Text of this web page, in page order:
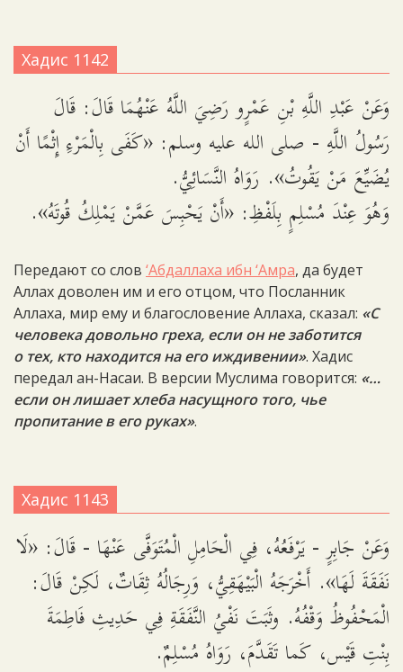
Хадис 1142
وَعَنْ عَبْدِ اللَّهِ بْنِ عَمْرٍو رَضِيَ اللَّهُ عَنْهُمَا قَالَ: قَالَ
رَسُولُ اللَّهِ - صلى الله عليه وسلم: «كَفَى بِالْمَرْءِ إِثْمًا أَنْ
يُضَيِّعَ مَنْ يَقُوتُ». رَوَاهُ النَّسَائِيُّ.
وَهُوَ عِنْدَ مُسْلِمٍ بِلَفْظِ: «أَنْ يَحْبِسَ عَمَّنْ يَمْلِكُ قُوتَهُ».
Передают со слов ‘Абдаллаха ибн ‘Амра, да будет
Аллах доволен им и его отцом, что Посланник
Аллаха, мир ему и благословение Аллаха, сказал: «С
человека довольно греха, если он не заботится
о тех, кто находится на его иждивении». Хадис
передал ан-Насаи. В версии Муслима говорится: «…
если он лишает хлеба насущного того, чье
пропитание в его руках».
Хадис 1143
وَعَنْ جَابِرٍ - يَرْفَعُهُ، فِي الْحَامِلِ الْمُتَوَفَّى عَنْهَا - قَالَ: «لَا
نَفَقَةَ لَهَا». أَخْرَجَهُ الْبَيْهَقِيُّ، وَرِجَالُهُ ثِقَاتٌ، لَكِنْ قَالَ:
الْمَحْفُوظُ وَقْفُهُ. وثَبَتَ نَفْيُ النَّفَقَةِ فِي حَدِيثِ فَاطِمَةَ
بِنْتِ قَيْس، كَما تَقَدَّمَ، رَوَاهُ مُسْلِمٌ.